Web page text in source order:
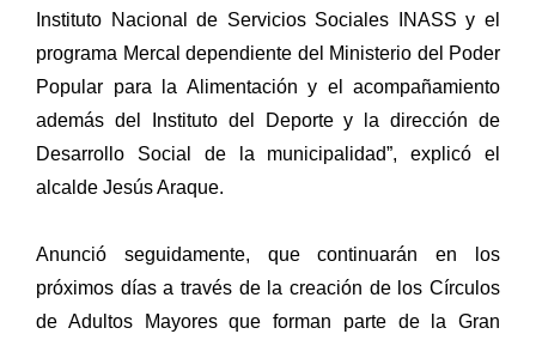
Instituto Nacional de Servicios Sociales INASS y el
programa Mercal dependiente del Ministerio del Poder
Popular para la Alimentación y el acompañamiento
además del Instituto del Deporte y la dirección de
Desarrollo Social de la municipalidad”, explicó el
alcalde Jesús Araque.
Anunció seguidamente, que continuarán en los
próximos días a través de la creación de los Círculos
de Adultos Mayores que forman parte de la Gran